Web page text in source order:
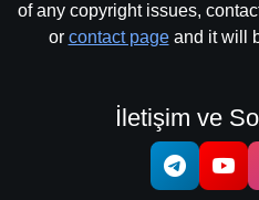
of any copyright issues,
or contact pageand it will
İletişim ve